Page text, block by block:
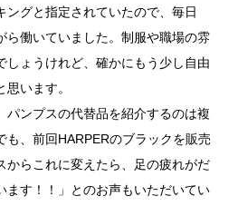
ングと指定されていたので、毎日
ら働いていました。制服や職場の雰
しょうけれど、確かにもう少し自由
います。
パンプスの代替品を紹介するのは複
も、前回HARPERのブラックを販売
からこれに変えたら、足の疲れがだ
ます！！」とのお声もいただいてい